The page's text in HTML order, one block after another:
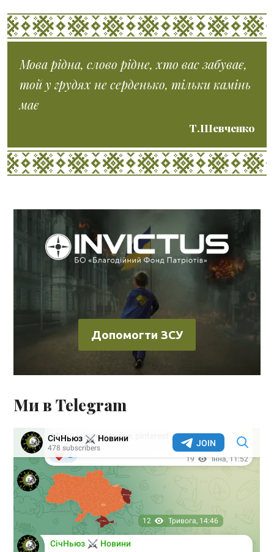
Мова рідна, слово рідне, хто вас забуває,
той у грудях не серденько, тільки камінь
має
Т.Шевченко
Допомогти ЗСУ
Ми в Telegram